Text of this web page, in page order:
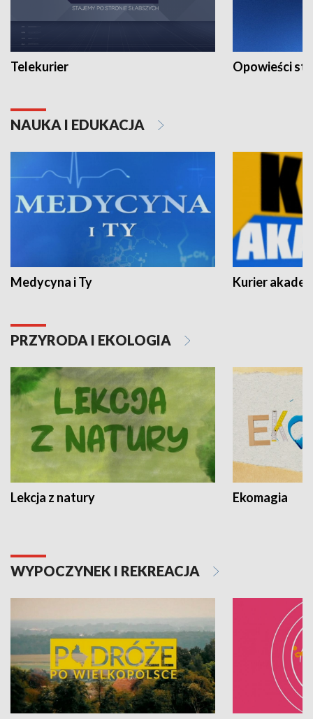
Telekurier Opowieści
NAUKA I EDUKACJA
Medycyna i Ty Kurier
PRZYRODA I EKOLOGIA
Lekcja z natury Ekomagia
WYPOCZYNEK I REKREACJA